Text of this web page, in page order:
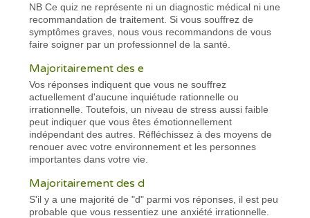
NB Ce quiz ne représente ni un diagnostic médical ni une
recommandation de traitement. Si vous souffrez de
symptômes graves, nous vous recommandons de vous
faire soigner par un professionnel de la santé.
Majoritairement des e
Vos réponses indiquent que vous ne souffrez
actuellement d'aucune inquiétude rationnelle ou
irrationnelle. Toutefois, un niveau de stress aussi faible
peut indiquer que vous êtes émotionnellement
indépendant des autres. Réfléchissez à des moyens de
renouer avec votre environnement et les personnes
importantes dans votre vie.
Majoritairement des d
S'il y a une majorité de "d" parmi vos réponses, il est peu
probable que vous ressentiez une anxiété irrationnelle.